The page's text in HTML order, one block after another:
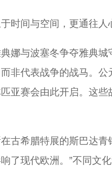
间与空间，更通往人
与波塞冬争夺雅典
非代表战争的战马。
亚赛会由此开启。这
希腊特展的斯巴达青
了现代欧洲。”不同文